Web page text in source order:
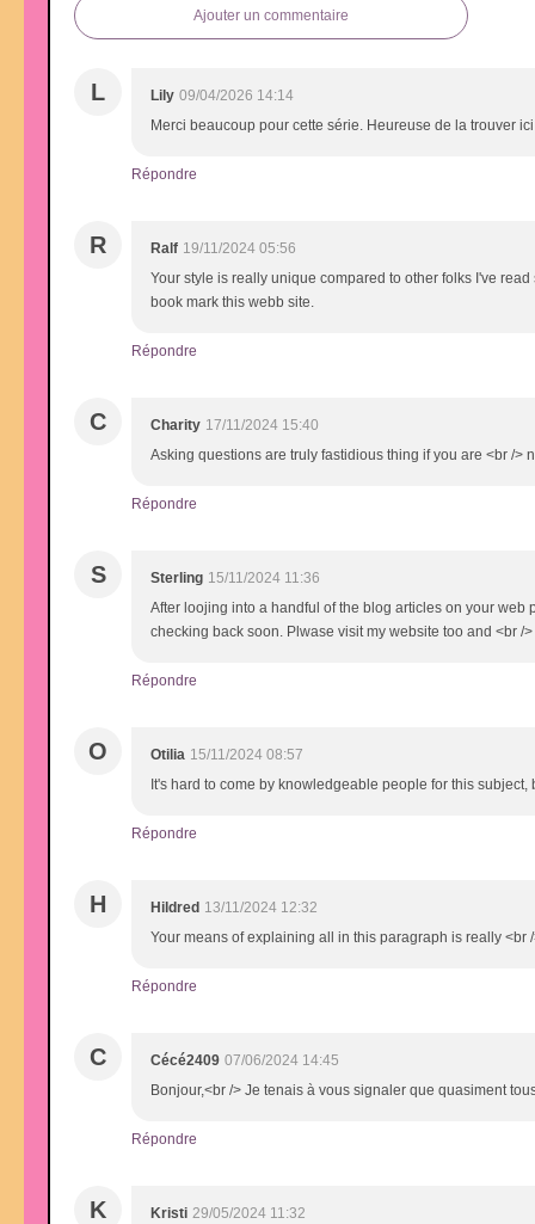
Ajouter un commentaire
L Lily 09/04/2026 14:14
Merci beaucoup pour cette série. Heureuse de la trouver
Répondre
R Ralf 19/11/2024 05:56
Your style is really unique compared to other folks I've
book mark this webb site.
Répondre
C Charity 17/11/2024 15:40
Asking questions are truly fastidious thing if you are <br />
Répondre
S Sterling 15/11/2024 11:36
After loojing into a handful of the blog articles on your web
checking back soon. Plwase visit my website too and <br /
Répondre
O Otilia 15/11/2024 08:57
It's hard to come by knowledgeable people for this
Répondre
H Hildred 13/11/2024 12:32
Your means of explaining all in this paragraph is really
Répondre
C Cécé2409 07/06/2024 14:45
Bonjour,<br /> Je tenais à vous signaler que quasiment
Répondre
K Kristi 29/05/2024 11:32